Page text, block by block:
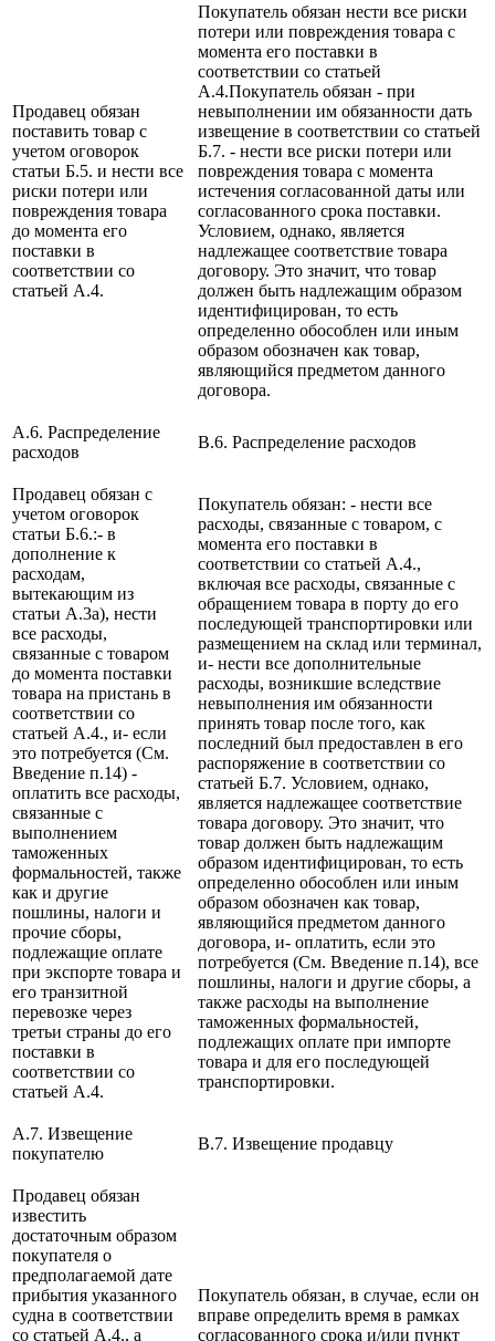
Продавец обязан
поставить товар с
учетом оговорок
статьи Б.5. и нести все
риски потери или
повреждения товара
до момента его
поставки в
соответствии со
статьей А.4.
Покупатель обязан нести все риски
потери или повреждения товара с
момента его поставки в
соответствии со статьей
А.4.Покупатель обязан - при
невыполнении им обязанности дать
извещение в соответствии со статьей
Б.7. - нести все риски потери или
повреждения товара с момента
истечения согласованной даты или
согласованного срока поставки.
Условием, однако, является
надлежащее соответствие товара
договору. Это значит, что товар
должен быть надлежащим образом
идентифицирован, то есть
определенно обособлен или иным
образом обозначен как товар,
являющийся предметом данного
договора.
A.6. Распределение
расходов
B.6. Распределение расходов
Продавец обязан с
учетом оговорок
статьи Б.6.:- в
дополнение к
расходам,
вытекающим из
статьи А.3а), нести
все расходы,
связанные с товаром
до момента поставки
товара на пристань в
соответствии со
статьей А.4., и- если
это потребуется (См.
Введение п.14) -
оплатить все расходы,
связанные с
выполнением
таможенных
формальностей, также
как и другие
пошлины, налоги и
прочие сборы,
подлежащие оплате
при экспорте товара и
его транзитной
перевозке через
третьи страны до его
поставки в
соответствии со
статьей А.4.
Покупатель обязан: - нести все
расходы, связанные с товаром, с
момента его поставки в
соответствии со статьей А.4.,
включая все расходы, связанные с
обращением товара в порту до его
последующей транспортировки или
размещением на склад или терминал,
и- нести все дополнительные
расходы, возникшие вследствие
невыполнения им обязанности
принять товар после того, как
последний был предоставлен в его
распоряжение в соответствии со
статьей Б.7. Условием, однако,
является надлежащее соответствие
товара договору. Это значит, что
товар должен быть надлежащим
образом идентифицирован, то есть
определенно обособлен или иным
образом обозначен как товар,
являющийся предметом данного
договора, и- оплатить, если это
потребуется (См. Введение п.14), все
пошлины, налоги и другие сборы, а
также расходы на выполнение
таможенных формальностей,
подлежащих оплате при импорте
товара и для его последующей
транспортировки.
A.7. Извещение
покупателю
B.7. Извещение продавцу
Продавец обязан
известить
достаточным образом
покупателя о
предполагаемой дате
прибытия указанного
судна в соответствии
со статьей А.4., а
Покупатель обязан, в случае, если он
вправе определить время в рамках
согласованного срока и/или пункт